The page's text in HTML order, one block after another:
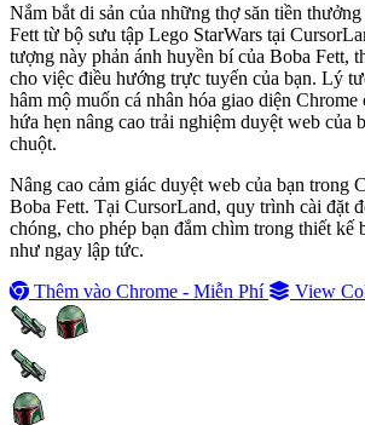
Nắm bắt di sản của những thợ săn tiền
Fett từ bộ sưu tập Lego StarWars tại
tượng này phản ánh huyền bí của Boba Fett,
cho việc điều hướng trực tuyến của bạn. Lý
hâm mộ muốn cá nhân hóa giao diện Chrome
hứa hẹn nâng cao trải nghiệm duyệt web của
chuột.
Nâng cao cảm giác duyệt web của bạn trong
Boba Fett. Tại CursorLand, quy trình cài đặt
chóng, cho phép bạn đắm chìm trong thiết kế
như ngay lập tức.
Thêm vào Chrome - Miễn Phí
View